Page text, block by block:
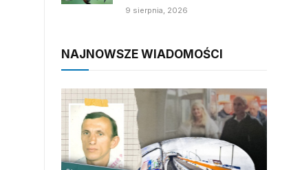
9 sierpnia, 2026
NAJNOWSZE WIADOMOŚCI